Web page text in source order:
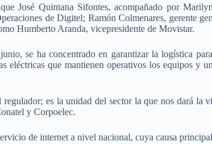
José Quintana Sifontes, acompañado por
de Digitel; Ramón Colmenares, gerente
Humberto Aranda, vicepresidente de Movistar.
se ha concentrado en garantizar la logística
eléctricas que mantienen operativos los equipos y
es la unidad del sector la que nos dará
y Corpoelec.
de internet a nivel nacional, cuya causa